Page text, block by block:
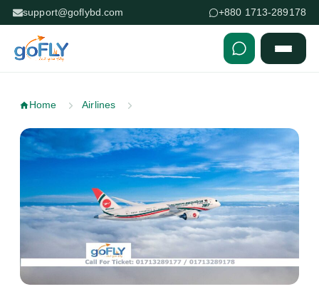
support@goflybd.com +880 1713-289178
Home Airlines